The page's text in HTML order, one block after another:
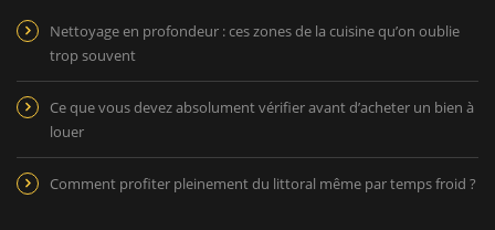
Nettoyage en profondeur : ces zones de la cuisine qu’on oublie
trop souvent
Ce que vous devez absolument vérifier avant d’acheter un bien à
louer
Comment profiter pleinement du littoral même par temps froid ?